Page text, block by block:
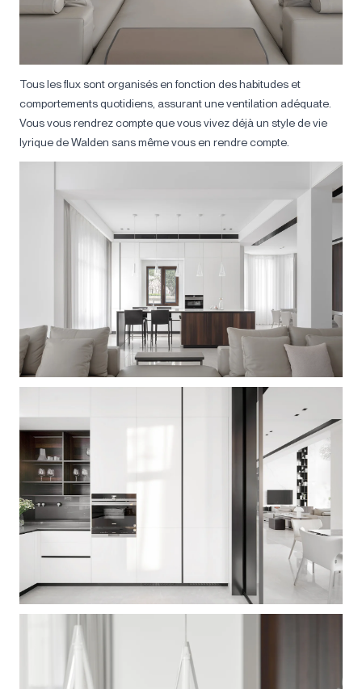
Tous les flux sont organisés en fonction des habitudes et
comportements quotidiens, assurant une ventilation adéquate.
Vous vous rendrez compte que vous vivez déjà un style de vie
lyrique de Walden sans même vous en rendre compte.